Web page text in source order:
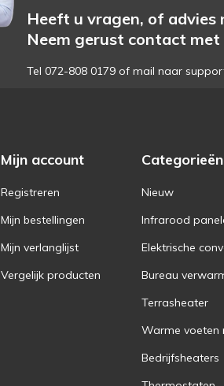
Heeft u vragen, of advies
Neem gerust contact met
Tel 072-808 0179 of mail naar
Mijn account
Registreren
Mijn bestellingen
Mijn verlanglijst
Vergelijk producten
Categorieën
Nieuw
Infrarood
Elektrische
Bureau
Terrasheater
Warme voeten
Bedrijfsheaters